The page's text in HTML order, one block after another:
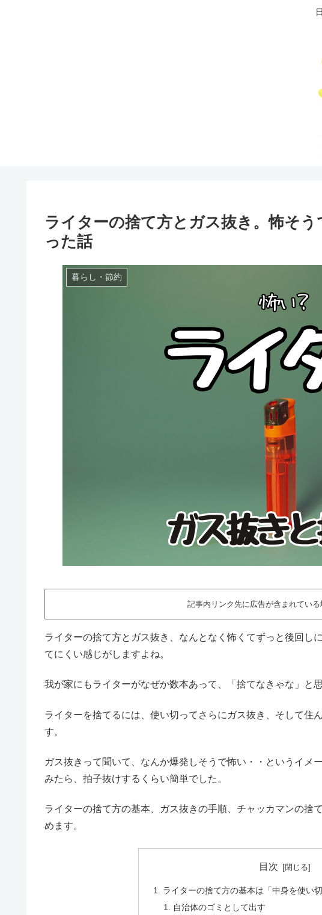
ライターの捨て方とガス抜き。怖そ
った話
暮らし・節約
記事内リンク先に広告が含まれている
ライターの捨て方とガス抜き、なんとなく怖くてずっと後回し
てにくい感じがしますよね。
我が家にもライターがなぜか数本あって、「捨てなきゃな」と
ライターを捨てるには、使い切ってさらにガス抜き、そして住
す。
ガス抜きって聞いて、なんか爆発しそうで怖い・・というイメ
みたら、拍子抜けするくらい簡単でした。
ライターの捨て方の基本、ガス抜きの手順、チャッカマンの捨
めます。
目次
ライターの捨て方の基本は「中身を使い
自治体のゴミとして出す